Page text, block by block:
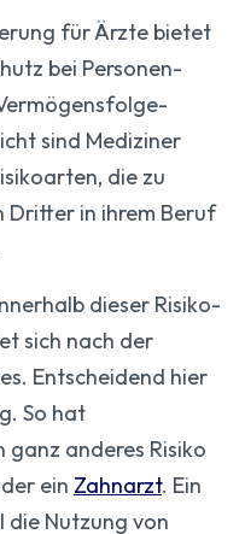
für Ärzte bietet
bei Personen­
sind Mediziner
die zu
Dritter in ihrem Beruf
dieser Risiko­
sich nach der
Entscheidend hier
So hat
ganz anderes Risiko
ein Zahn­arzt. Ein
die Nutzung von